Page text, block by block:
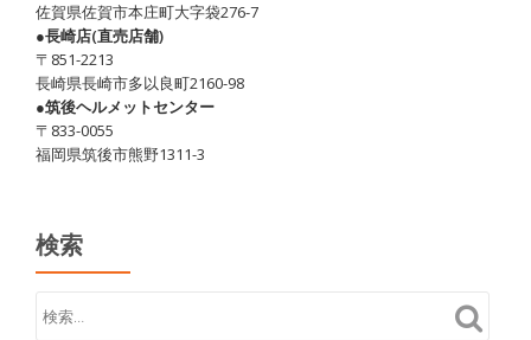
佐賀県佐賀市本庄町大字袋276-7
●長崎店(直売店舗)
〒851-2213
長崎県長崎市多以良町2160-98
●筑後ヘルメットセンター
〒833-0055
福岡県筑後市熊野1311-3
検索